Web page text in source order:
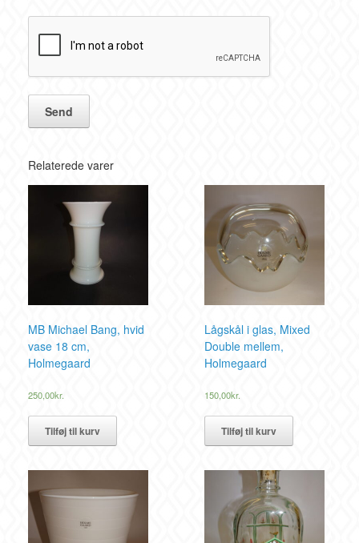
Relaterede varer
MB Michael Bang, hvid
vase 18 cm,
Holmegaard
250,00kr.
Tilføj til kurv
Lågskål i glas, Mixed
Double mellem,
Holmegaard
150,00kr.
Tilføj til kurv